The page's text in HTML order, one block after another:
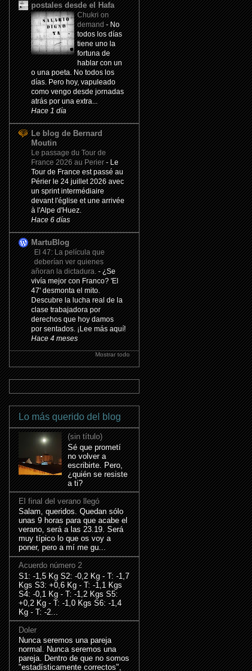
postales desde el Hafa
Chukri on
demand-No
todos los días
tiene uno la
fortuna de
hablar con un
o una poeta. No todos los
días. Pero hoy, vapuleado
como vengo desde jornadas
atrás por una extra...
Hace 1 día
Le blog de Bernard
Moutin
Le passage du Tour de
France 2026 au Perier-Le
Tour de France est passé au
Périer le 24 juillet 2026 avec
un sprint intermédiaire
devant l'église et une arrivée
à l'Alpe d'Huez.
Hace 6 días
MartuBlog
El 47: La película que
deberían ver quienes
añoran la dictadura.-¿Se
vivía mejor con Franco? 'El
47' desmonta el mito.
Descubre la lucha real de la
clase trabajadora por
derechos que hoy damos
por sentados. ¡Lee más aquí!
Hace 4 meses
Mostrar todo
Lo más querido del blog
(sin título)
Sé que prometí
no volver a
escribirte. Pero,
¿quién se resiste
a ti?
El final del verano llegó
Salam, queridos. Quedan sólo
unas 9 horas para que acabe el
verano, será a las 23.19. Será
muy típico lo que os voy a
poner, pero a mí me gu...
Acuerdo número 2
S1: -1,5 Kg S2: -0,2 Kg - T: -1,7
Kgs S3: +0,6 Kg - T: -1,1 Kgs
S4: -0,1 Kg - T: -1,2 Kgs S5:
+0,2 Kg - T: -1,0 Kgs S6: -1,4
Kg - T: -2...
Doler
Nunca seremos una pareja
normal. Nunca seremos una
pareja. Dentro de que no somos
"estadísticamente correctos",